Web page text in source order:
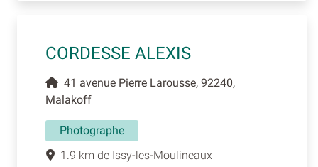
CORDESSE ALEXIS
41 avenue Pierre Larousse, 92240,
Malakoff
Photographe
1.9 km de Issy-les-Moulineaux